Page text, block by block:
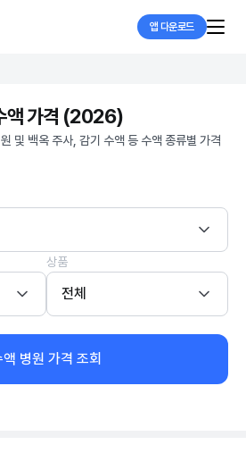
앱 다운로드
액 가격 (2026)
및 백옥 주사, 감기 수액 등 수액 종류별 가격
상품
전체
액 병원 가격 조회